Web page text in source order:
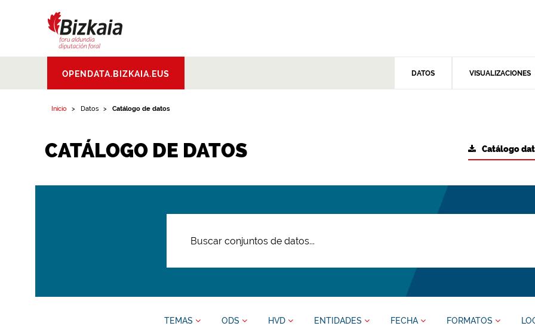
Aldundia.Diputacion
Foral de Bizkaia
OPENDATA.BIZKAIA.EUS DATOS VISUALIZACIONES
Inicio Datos Catálogo de datos
CATÁLOGO DE DATOS Catálogo
TEMAS ODS HVD ENTIDADES FECHA FORMATOS